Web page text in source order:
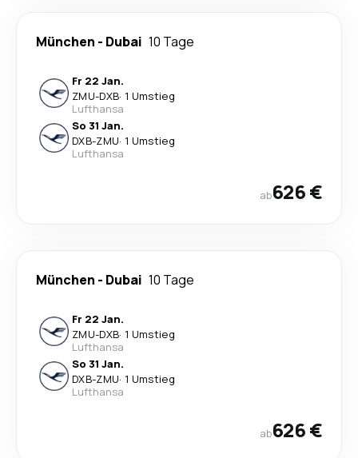
München - Dubai 10 Tage
Fr 22 Jan.
ZMU-DXB· 1 Umstieg
Lufthansa
So 31 Jan.
DXB-ZMU· 1 Umstieg
Lufthansa
ab626 €
München - Dubai 10 Tage
Fr 22 Jan.
ZMU-DXB· 1 Umstieg
Lufthansa
So 31 Jan.
DXB-ZMU· 1 Umstieg
Lufthansa
ab626 €